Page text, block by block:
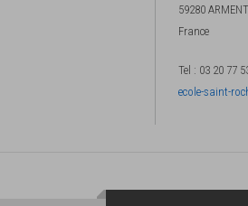
59280
France
Tel : 03 20 77
ecole-saint-